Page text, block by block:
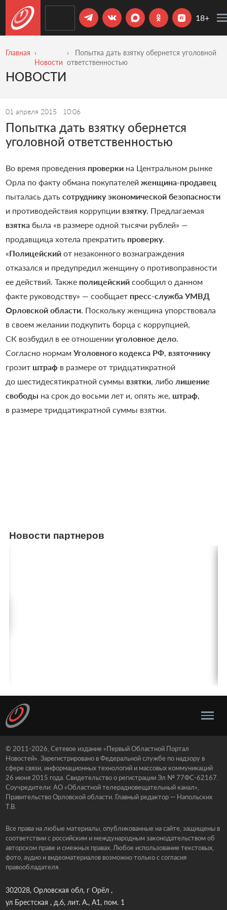
18+
Главная
Новости
Попытка дать взятку обернется уголовной
ответственностью
НОВОСТИ
01 апреля 2015 10:06
Попытка дать взятку обернется
уголовной ответственностью
Во время проведения проверкина Центральном рынке
Орла по факту обмана покупателей женщина-продавец
пыталась дать сотруднику экономической безопасности
и противодействия коррупции взятку. Предлагаемая
взяткабыла «в размере одной тысячи рублей» —
продавщица хотела прекратить проверку.
«Полицейскийот незаконного вознаграждения
отказался и предупредил женщину о противоправности
ее действий. Такжеполицейскийсообщил о данном
факте руководству» — сообщаетпресс-служба УМВД
Орловской области. Поскольку женщина упорствовала
в своем желании подкупить борца с коррупцией,
СК возбудил в ее отношении уголовное дело.
Согласно нормам Уголовного кодекса РФ, взяточнику
грозит штрафв размере от тридцатикратной
до шестидесятикратной суммы взятки, либо лишение
свободы на срок до восьми лет и, опять же, штраф,
в размере тридцатикратной суммы взятки.
Новости партнеров
© 2011-2026, Сетевое издание «Первый Областной Портал
Новостей». Зарегистрировано в Федеральной службе по надзору в
сфере связи, информационных технологий и массовых коммуникаций
26 июня 2015 года. Свидетельство о регистрации Эл № 77ФС-62167.
Соучредители: АО «Областной телерадиовещательный канал»,
Правительство Орловской области. Главный редактор — Напольских
Т.В.
Все права на любые материалы, опубликованные на сайте, защищены в
соответствии с российским и международным законодательством об
авторском праве и смежных правах. Любое использование текстовых,
фото, аудио и видеоматериалов возможно только с согласия
правообладателя.
302028, Орловская обл, г Орёл ,
ул Брестская , д.6, лит. А., А1, пом. 1